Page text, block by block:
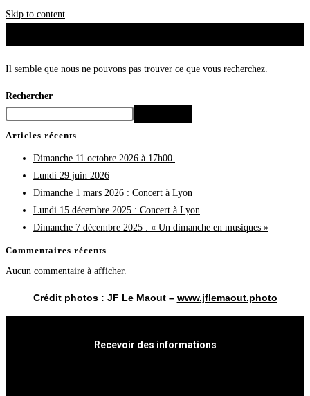
Skip to content
Il semble que nous ne pouvons pas trouver ce que vous recherchez.
Rechercher
Articles récents
Dimanche 11 octobre 2026 à 17h00.
Lundi 29 juin 2026
Dimanche 1 mars 2026 : Concert à Lyon
Lundi 15 décembre 2025 : Concert à Lyon
Dimanche 7 décembre 2025 : « Un dimanche en musiques »
Commentaires récents
Aucun commentaire à afficher.
Crédit photos : JF Le Maout – www.jflemaout.photo
Recevoir des informations